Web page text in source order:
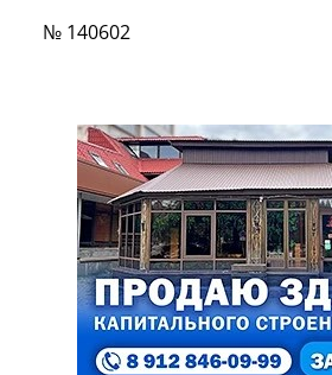
№ 140602